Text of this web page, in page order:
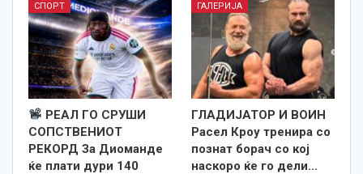
СПОРТ
РЕАЛ ГО СРУШИ
СОПСТВЕНИОТ
РЕКОРД За Диоманде
ќе плати дури 140
ГАЛЕРИЈА
ГЛАДИЈАТОР И ВОИН
Расел Кроу тренира со
познат борач со кој
наскоро ќе го дели…